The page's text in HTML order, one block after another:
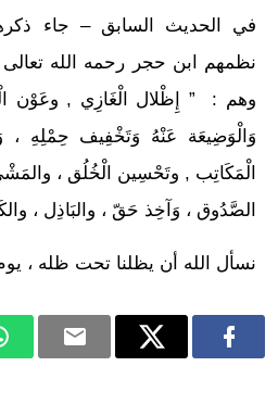
في الحديث السابق – جاء
وهم : ” إِظْلال الْغَازِي , وعَوْن
وَالْوَضِيعَة عَنْهُ وَتَخْفِيف حِمْلِهِ
الْمَكَاتِب , وتَحْسِين الْخُلُق ،
الصَّدُوق ، وَآخِذ حَقّ ، والبَاذِل ،
نسأل الله أن يظلنا تحت ظله ،